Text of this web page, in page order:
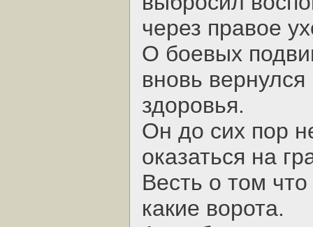
через правое
О боевых
вновь вернулся
здоровья.
Он до сих пор
оказаться на
Весть о том
какие ворота.